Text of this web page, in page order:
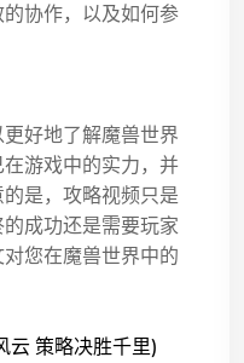
协作，以及如何参
好地了解魔兽世界
游戏中的实力，并
是，攻略视频只是
成功还是需要玩家
您在魔兽世界中的
云 策略决胜千里)